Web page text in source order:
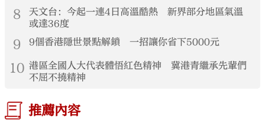
8
天文台：今起一連4日高溫酷熱 新界部分地區氣溫
或達36度
9 9個香港隱世景點解鎖 一招讓你省下5000元
10 港區全國人大代表體悟紅色精神 冀港青繼承先輩們
不屈不撓精神
推薦內容